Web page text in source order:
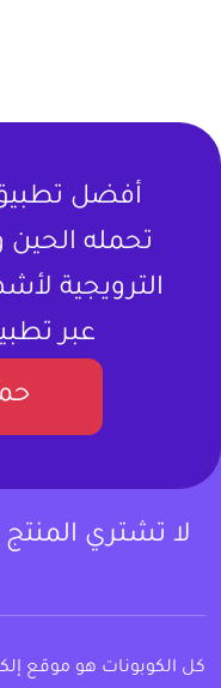
أفضل
تحمله الحين
الترويجية
عبر
لا تشتري
كل الكوبونات هو موقع